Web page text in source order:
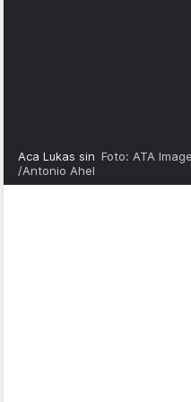
Aca Lukas sin Foto: ATA
/Antonio Ahel